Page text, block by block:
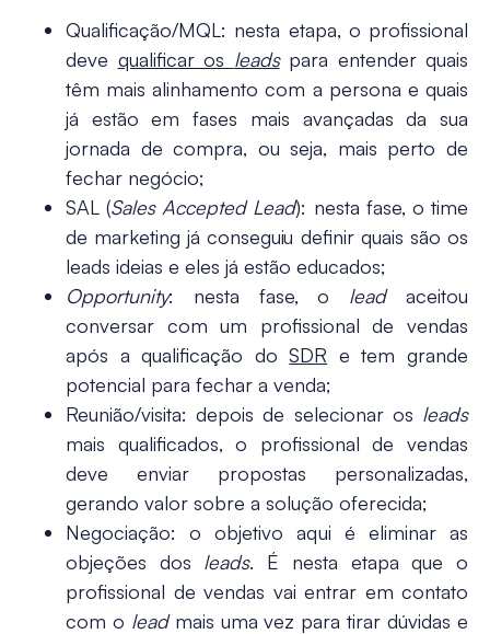
Qualificação/MQL: nesta etapa, o profissional
deve qualificar os leadspara entender quais
têm mais alinhamento com a persona e quais
já estão em fases mais avançadas da sua
jornada de compra, ou seja, mais perto de
fechar negócio;
SAL (Sales Accepted Lead): nesta fase, o time
de marketing já conseguiu definir quais são os
leads ideias e eles já estão educados;
Opportunity: nesta fase, o leadaceitou
conversar com um profissional de vendas
após a qualificação doSDR e tem grande
potencial para fechar a venda;
Reunião/visita: depois de selecionar os leads
mais qualificados, o profissional de vendas
deve enviar propostas personalizadas,
gerando valor sobre a solução oferecida;
Negociação: o objetivo aqui é eliminar as
objeções dos leads. É nesta etapa que o
profissional de vendas vai entrar em contato
com o lead mais uma vez para tirar dúvidas e